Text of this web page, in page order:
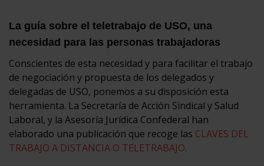
La guía sobre el teletrabajo de USO, una
necesidad para las personas trabajadoras
Conscientes de esta necesidad y para facilitar el trabajo
de negociación y propuesta de los delegados y
delegadas de USO, ponemos a su disposición esta
herramienta. La Secretaría de Acción Sindical y Salud
Laboral, y la Asesoría Jurídica Confederal han
elaborado una publicación que recoge las CLAVES DEL
TRABAJO A DISTANCIA O TELETRABAJO.